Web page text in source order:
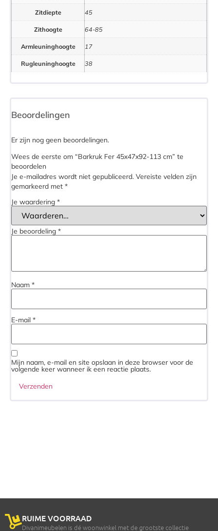
Zitdiepte 45
Zithoogte 64-85
Armleuninghoogte 17
Rugleuninghoogte 38
Beoordelingen
Er zijn nog geen beoordelingen.
Wees de eerste om “Barkruk Fer 45x47x92-113 cm” te
beoordelen
Je e-mailadres wordt niet gepubliceerd. Vereiste velden zijn
gemarkeerd met *
Je waardering *
Je beoordeling *
Naam *
E-mail *
Mijn naam, e-mail en site opslaan in deze browser voor de
volgende keer wanneer ik een reactie plaats.
RUIME VOORRAAD
Divanimeubelen is dé woonwinkel met de grootste collectie